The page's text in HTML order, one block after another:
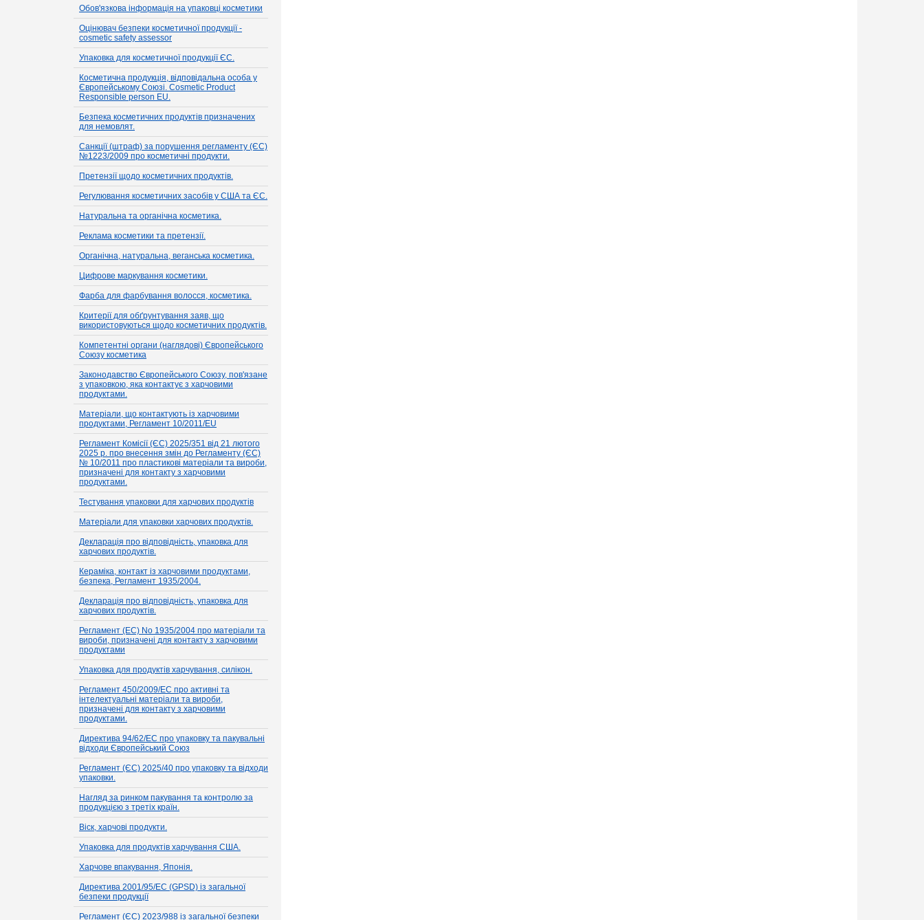
Обов'язкова інформація на упаковці косметики
Оцінювач безпеки косметичної продукції -
cosmetic safety assessor
Упаковка для косметичної продукції ЄС.
Косметична продукція, відповідальна особа у
Європейському Союзі. Cosmetic Product
Responsible person EU.
Безпека косметичних продуктів призначених
для немовлят.
Санкції (штраф) за порушення регламенту (ЄС)
№1223/2009 про косметичні продукти.
Претензії щодо косметичних продуктів.
Регулювання косметичних засобів у США та ЄС.
Натуральна та органічна косметика.
Реклама косметики та претензії.
Органічна, натуральна, веганська косметика.
Цифрове маркування косметики.
Фарба для фарбування волосся, косметика.
Критерії для обґрунтування заяв, що
використовуються щодо косметичних продуктів.
Компетентні органи (наглядові) Європейського
Союзу косметика
Законодавство Європейського Союзу, пов'язане
з упаковкою, яка контактує з харчовими
продуктами.
Матеріали, що контактують із харчовими
продуктами, Регламент 10/2011/EU
Регламент Комісії (ЄС) 2025/351 від 21 лютого
2025 р. про внесення змін до Регламенту (ЄС)
№ 10/2011 про пластикові матеріали та вироби,
призначені для контакту з харчовими
продуктами.
Тестування упаковки для харчових продуктів
Матеріали для упаковки харчових продуктів.
Декларація про відповідність, упаковка для
харчових продуктів.
Кераміка, контакт із харчовими продуктами,
безпека, Регламент 1935/2004.
Декларація про відповідність, упаковка для
харчових продуктів.
Регламент (EC) No 1935/2004 про матеріали та
вироби, призначені для контакту з харчовими
продуктами
Упаковка для продуктів харчування, силікон.
Регламент 450/2009/EC про активні та
інтелектуальні матеріали та вироби,
призначені для контакту з харчовими
продуктами.
Директива 94/62/EC про упаковку та пакувальні
відходи Європейський Союз
Регламент (ЄС) 2025/40 про упаковку та відходи
упаковки.
Нагляд за ринком пакування та контролю за
продукцією з третіх країн.
Віск, харчові продукти.
Упаковка для продуктів харчування США.
Харчове впакування, Японія.
Директива 2001/95/EC (GPSD) із загальної
безпеки продукції
Регламент (ЄС) 2023/988 із загальної безпеки